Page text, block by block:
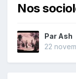
Nos
Par Ash
22